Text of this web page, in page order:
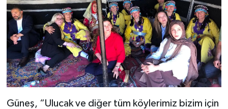
Güneş, “Ulucak ve diğer tüm köylerimiz bizim için